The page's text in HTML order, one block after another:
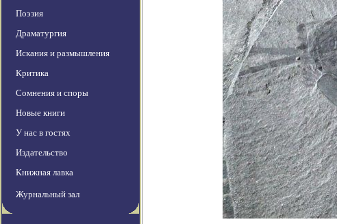
Поэзия
Драматургия
Искания и размышления
Критика
Сомнения и споры
Новые книги
У нас в гостях
Издательство
Книжная лавка
Журнальный зал